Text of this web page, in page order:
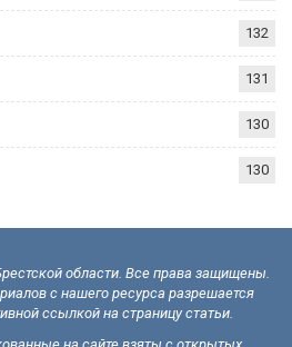
132
131
130
130
области. Все права защищены.
с нашего ресурса разрешается
ссылкой на страницу статьи.